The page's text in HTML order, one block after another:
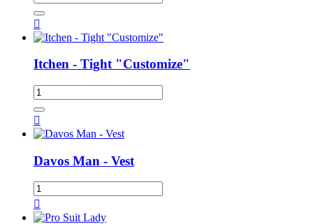

Itchen - Tight "Customize"

Davos Man - Vest
